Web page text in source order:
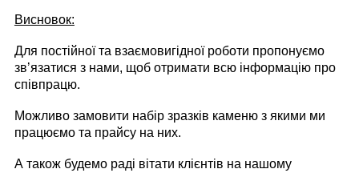
Висновок:
Для постійної та взаємовигідної роботи пропонуємо
звʼязатися з нами, щоб отримати всю інформацію про
співпрацю.
Можливо замовити набір зразків каменю з якими ми
працюємо та прайсу на них.
А також будемо раді вітати клієнтів на нашому